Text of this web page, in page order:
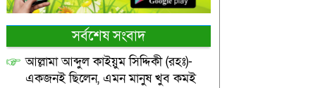
সর্বশেষ সংবাদ
আল্লামা আব্দুল কাইয়ুম সিদ্দিকী (রহঃ)-
একজনই ছিলেন, এমন মানুষ খুব কমই